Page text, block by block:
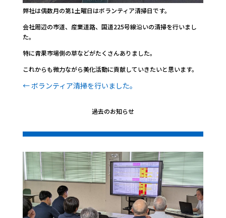
弊社は偶数月の第1土曜日はボランティア清掃日です。
会社周辺の市道、産業道路、国道225号線沿いの清掃を行いまし
た。
特に青果市場側の草などがたくさんありました。
これからも微力ながら美化活動に貢献していきたいと思います。
←ボランティア清掃を行いました。
過去のお知らせ